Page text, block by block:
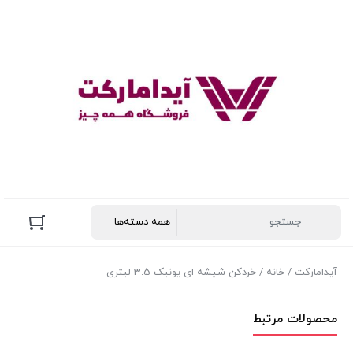
آیدامارکت / خانه / خردکن شیشه ای یونیک 3.5 لیتری
محصولات مرتبط